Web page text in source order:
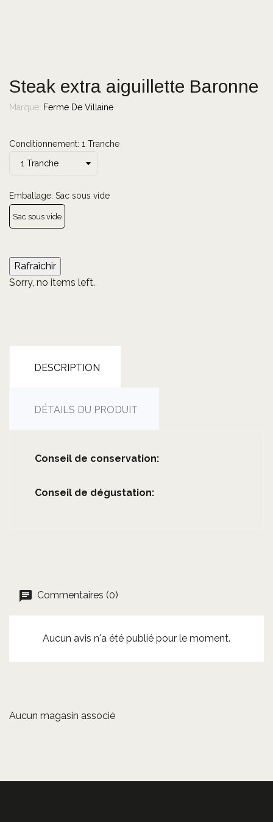
Steak extra aiguillette Baronne
Marque: Ferme De Villaine
Conditionnement: 1 Tranche
Emballage: Sac sous vide
Sac sous vide
Sorry, no items left.
DESCRIPTION
DÉTAILS DU PRODUIT
Conseil de conservation:
Conseil de dégustation:
Commentaires (0)
Aucun avis n'a été publié pour le moment.
Aucun magasin associé